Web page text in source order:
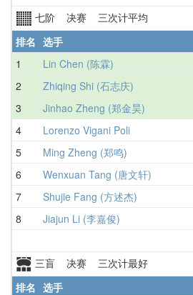
七阶 决赛 三次计平均
排名 选手
1
Lin Chen (陈霖)
2
Zhiqing Shi (石志庆)
3
Jinhao Zheng (郑金昊)
4
Lorenzo Vigani Poli
5
Ming Zheng (郑鸣)
6
Wenxuan Tang (唐文轩)
7
Shujie Fang (方述杰)
8
Jiajun Li (李嘉俊)
三盲 决赛 三次计最好
排名 选手